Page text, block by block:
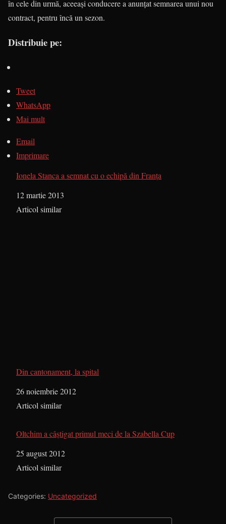
în cele din urmă, aceeaşi cond­u­cere a anunţat semnarea unui nou
contract, pentru încă un sezon.
Distribuie pe:
Tweet
WhatsApp
Mai mult
Email
Imprimare
Ionela Stanca a semnat cu o echipă din Franţa
Dată
12 martie 2013
În legătură cu
Articol similar
Din cantonament, la spital
Dată
26 noiembrie 2012
În legătură cu
Articol similar
Oltchim a câştigat primul meci de la Szabella Cup
Dată
25 august 2012
În legătură cu
Articol similar
Categories: Uncategorized